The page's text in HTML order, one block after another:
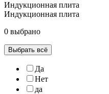
Индукционная плита
Индукционная плита
0 выбрано
Выбрать всё
Да
Нет
да